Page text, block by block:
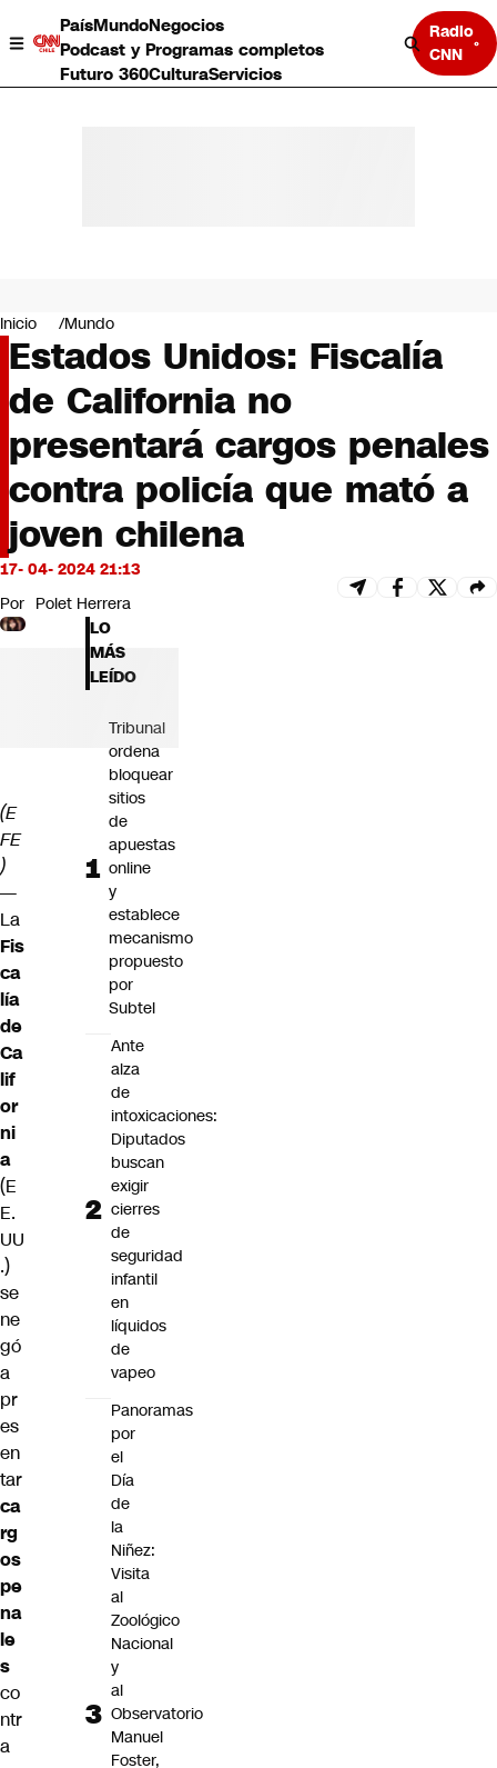
PaísMundoNegocios
Podcast y Programas completos
Futuro 360CulturaServicios
Radio
CNN
Negocios
Deportes
Programas completos
Cultura
Servicios
Bits
CNN tiempo
Opinión
Inicio Mundo
Estados Unidos: Fiscalía
de California no
presentará cargos penales
contra policía que mató a
joven chilena
17- 04- 2024 21:13
Por Polet Herrera
(E
FE
)
—
La
Fis
ca
lía
de
Ca
lif
or
ni
a
(E
E.
UU
.)
se
ne
gó
a
pr
es
en
tar
ca
rg
os
pe
na
le
s
co
ntr
a
LO
MÁS
LEÍDO
Tribunal
ordena
bloquear
sitios
de
apuestas
online
y
establece
mecanismo
propuesto
por
Subtel
Ante
alza
de
intoxicaciones:
Diputados
buscan
exigir
cierres
de
seguridad
infantil
en
líquidos
de
vapeo
Panoramas
por
el
Día
de
la
Niñez:
Visita
al
Zoológico
Nacional
y
al
Observatorio
Manuel
Foster,